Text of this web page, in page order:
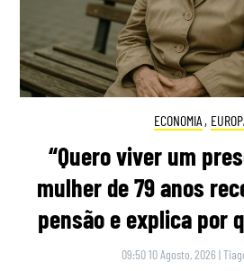
ECONOMIA ,
“Quero viver um
mulher de 79 anos
pensão e explica por
09:50 10 Agosto, 2026 |